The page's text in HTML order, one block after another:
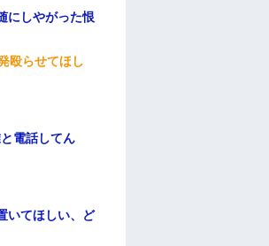
にしやがった恨
殴らせてほし
電話してん
いてほしい、ど